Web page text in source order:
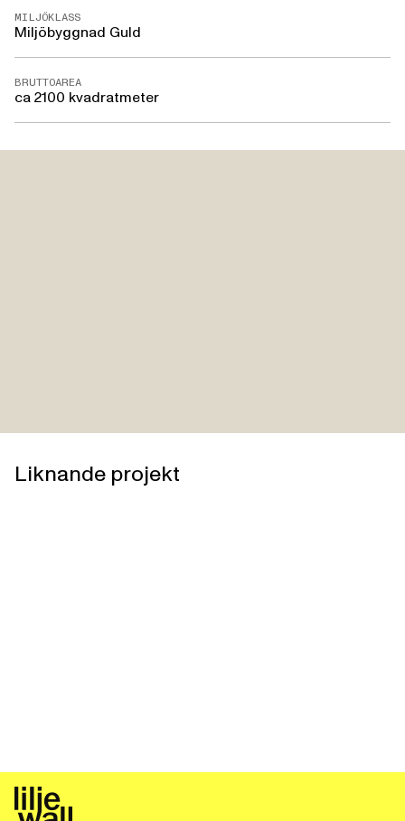
MILJÖKLASS
Miljöbyggnad Guld
BRUTTOAREA
ca 2100 kvadratmeter
Liknande projekt